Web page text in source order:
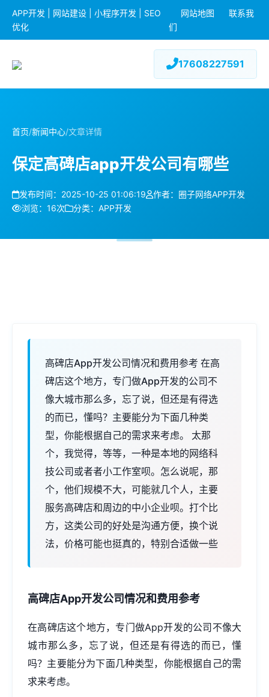
APP开发 | 网站建设 | 小程序开发 | SEO
优化
网站地图
联系我
们
17608227591
首页/新闻中心/文章详情
保定高碑店app开发公司有哪些
发布时间：2025-10-25 01:06:19
作者：圈子网络APP开发
浏览：16次
分类：APP开发
高碑店App开发公司情况和费用参考 在高
碑店这个地方，专门做App开发的公司不
像大城市那么多，忘了说，但还是有得选
的而已，懂吗？主要能分为下面几种类
型，你能根据自己的需求来考虑。 太那
个，我觉得，等等，一种是本地的网络科
技公司或者者小工作室呗。怎么说呢，那
个，他们规模不大，可能就几个人，主要
服务高碑店和周边的中小企业呗。打个比
方，这类公司的好处是沟通方便，换个说
法，价格可能也挺真的，特别合适做一些
高碑店App开发公司情况和费用参考
在高碑店这个地方，专门做App开发的公司不像大
城市那么多，忘了说，但还是有得选的而已，懂
吗？主要能分为下面几种类型，你能根据自己的需
求来考虑。